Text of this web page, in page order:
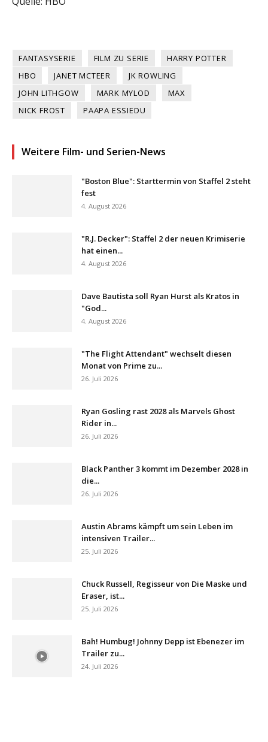
FANTASYSERIE FILM ZU SERIE
HARRY POTTER
HBO
JANET MCTEER
JK ROWLING
JOHN LITHGOW
MARK MYLOD
MAX
NICK FROST
PAAPA ESSIEDU
Weitere Film- und Serien-News
"Boston Blue": Starttermin von Staffel 2 steht
fest
4. August 2026
"R.J. Decker": Staffel 2 der neuen Krimiserie
hat einen...
4. August 2026
Dave Bautista soll Ryan Hurst als Kratos in
"God...
4. August 2026
"The Flight Attendant" wechselt diesen
Monat von Prime zu...
26. Juli 2026
Ryan Gosling rast 2028 als Marvels Ghost
Rider in...
26. Juli 2026
Black Panther 3 kommt im Dezember 2028 in
die...
26. Juli 2026
Austin Abrams kämpft um sein Leben im
intensiven Trailer...
25. Juli 2026
Chuck Russell, Regisseur von Die Maske und
Eraser, ist...
25. Juli 2026
Bah! Humbug! Johnny Depp ist Ebenezer im
Trailer zu...
24. Juli 2026